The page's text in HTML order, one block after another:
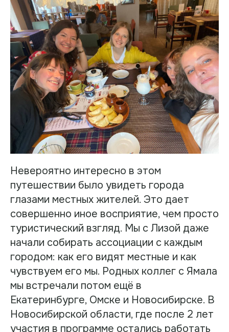
Невероятно интересно в этом
путешествии было увидеть города
глазами местных жителей. Это дает
совершенно иное восприятие, чем просто
туристический взгляд. Мы с Лизой даже
начали собирать ассоциации с каждым
городом: как его видят местные и как
чувствуем его мы. Родных коллег с Ямала
мы встречали потом ещё в
Екатеринбурге, Омске и Новосибирске. В
Новосибирской области, где после 2 лет
участия в программе остались работать